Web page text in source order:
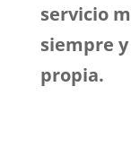
servicio
siempre
propia.